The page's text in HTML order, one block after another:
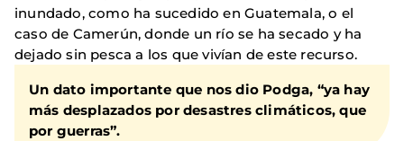
inundado, como ha sucedido en Guatemala, o el
caso de Camerún, donde un río se ha secado y ha
dejado sin pesca a los que vivían de este recurso.
Un dato importante que nos dio Podga, “ya hay
más desplazados por desastres climáticos, que
por guerras”.